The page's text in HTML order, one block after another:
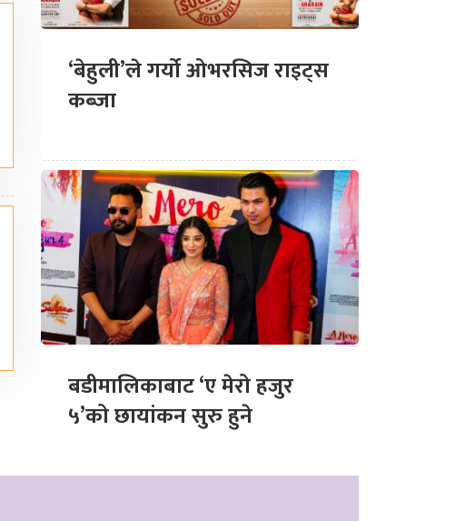
‘बेहुली’ले गर्यो ओभरसिज राइट्स
कब्जा
बडीमालिकाबाट ‘ए मेरो हजुर
५’को छायांकन सुरु हुने